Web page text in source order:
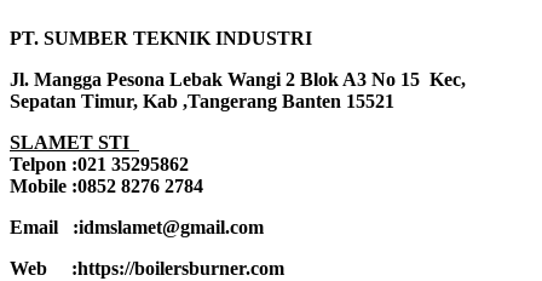
PT. SUMBER TEKNIK INDUSTRI
Jl. Mangga Pesona Lebak Wangi 2 Blok A3 No 15 Kec,
Sepatan Timur, Kab ,Tangerang Banten 15521
SLAMET STI
Telpon :021 35295862
Mobile :0852 8276 2784
Email :idmslamet@gmail.com
Web :https://boilersburner.com